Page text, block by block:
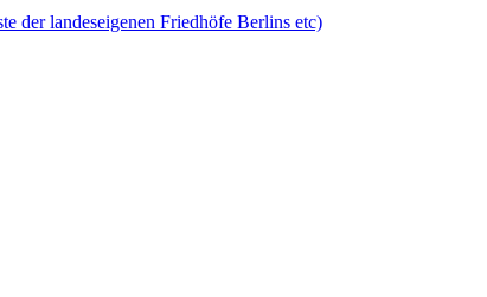
der landeseigenen Friedhöfe Berlins etc)